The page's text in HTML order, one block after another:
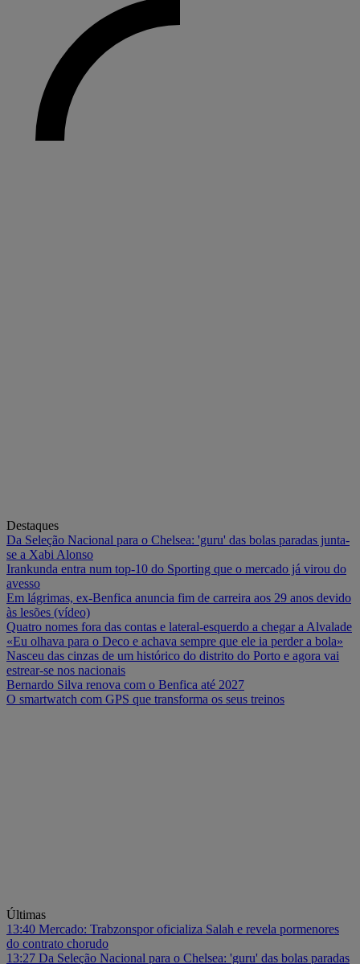
Destaques
Da Seleção Nacional para o Chelsea: 'guru' das bolas paradas junta-
se a Xabi Alonso
Irankunda entra num top-10 do Sporting que o mercado já virou do
avesso
Em lágrimas, ex-Benfica anuncia fim de carreira aos 29 anos devido
às lesões (vídeo)
Quatro nomes fora das contas e lateral-esquerdo a chegar a Alvalade
«Eu olhava para o Deco e achava sempre que ele ia perder a bola»
Nasceu das cinzas de um histórico do distrito do Porto e agora vai
estrear-se nos nacionais
Bernardo Silva renova com o Benfica até 2027
O smartwatch com GPS que transforma os seus treinos
Últimas
13:40 Mercado: Trabzonspor oficializa Salah e revela pormenores
do contrato chorudo
13:27 Da Seleção Nacional para o Chelsea: 'guru' das bolas paradas